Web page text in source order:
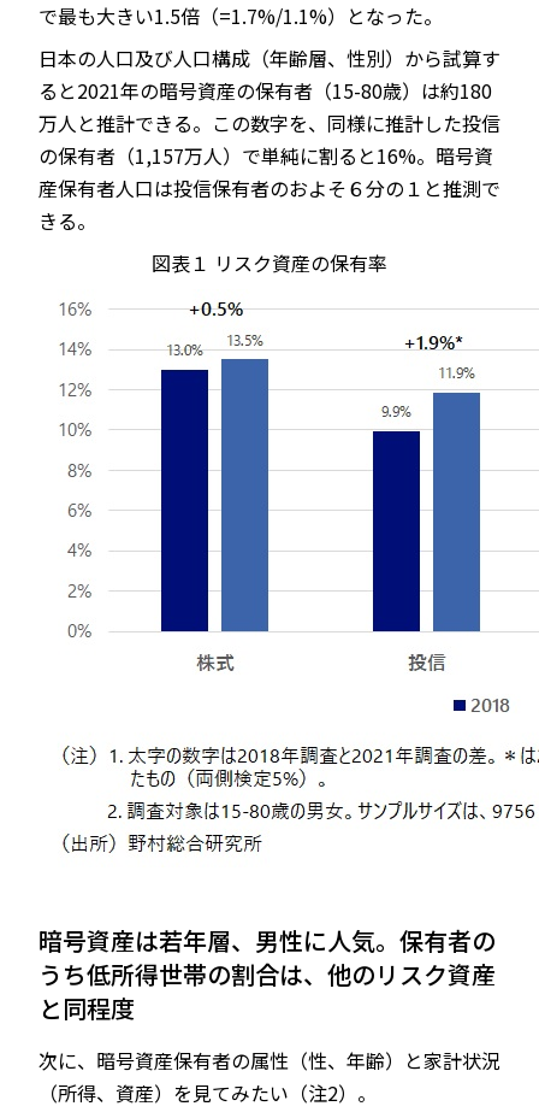
で最も大きい1.5倍（=1.7%/1.1%）となった。
日本の人口及び人口構成（年齢層、性別）から試算す
ると2021年の暗号資産の保有者（15-80歳）は約180
万人と推計できる。この数字を、同様に推計した投信
の保有者（1,157万人）で単純に割ると16%。暗号資
産保有者人口は投信保有者のおよそ６分の１と推測で
きる。
図表１ リスク資産の保有率
暗号資産は若年層、男性に人気。保有者の
うち低所得世帯の割合は、他のリスク資産
と同程度
次に、暗号資産保有者の属性（性、年齢）と家計状況
（所得、資産）を見てみたい（注2）。